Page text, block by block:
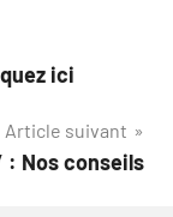
ici
Article suivant
Nos conseils